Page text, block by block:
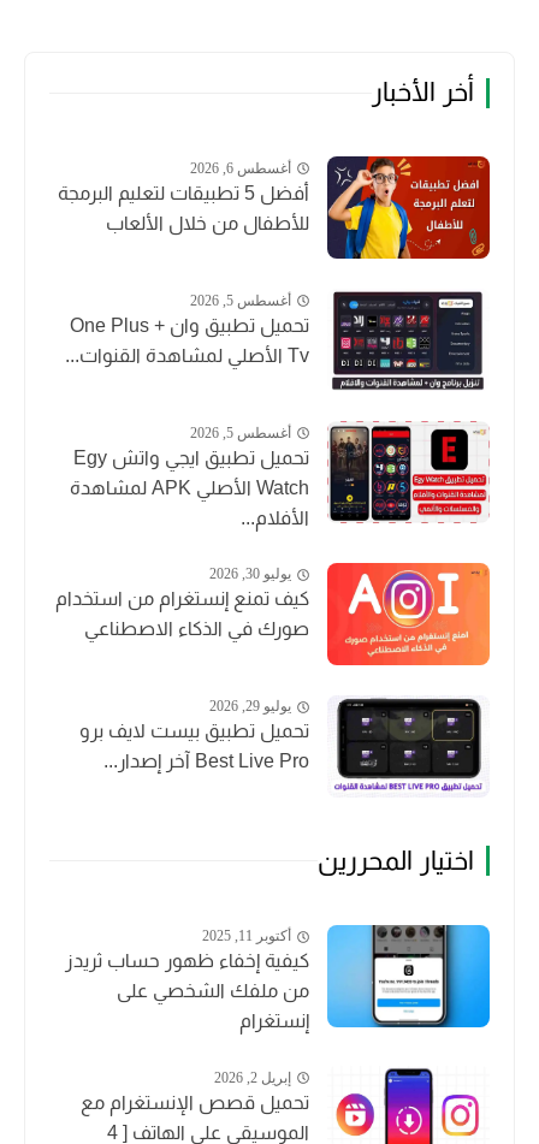
أخر الأخبار
أغسطس 6, 2026
أفضل 5 تطبيقات لتعليم البرمجة
للأطفال من خلال الألعاب
أغسطس 5, 2026
تحميل تطبيق وان + One Plus
Tv الأصلي لمشاهدة القنوات...
أغسطس 5, 2026
تحميل تطبيق ايجي واتش Egy
Watch الأصلي APK لمشاهدة
الأفلام...
يوليو 30, 2026
كيف تمنع إنستغرام من استخدام
صورك في الذكاء الاصطناعي
يوليو 29, 2026
تحميل تطبيق بيست لايف برو
Best Live Pro آخر إصدار...
اختيار المحررين
أكتوبر 11, 2025
كيفية إخفاء ظهور حساب ثريدز
من ملفك الشخصي على
إنستغرام
إبريل 2, 2026
تحميل قصص الإنستغرام مع
الموسيقى على الهاتف [ 4